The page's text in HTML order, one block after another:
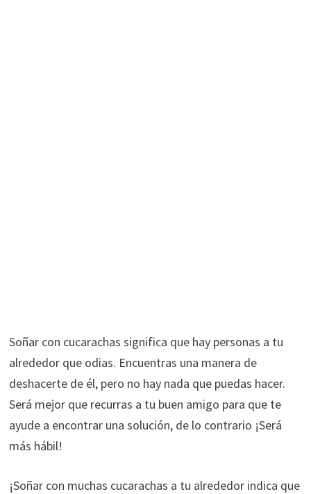
Soñar con cucarachas significa que hay personas a tu
alrededor que odias. Encuentras una manera de
deshacerte de él, pero no hay nada que puedas hacer.
Será mejor que recurras a tu buen amigo para que te
ayude a encontrar una solución, de lo contrario ¡Será
más hábil!
¡Soñar con muchas cucarachas a tu alrededor indica que